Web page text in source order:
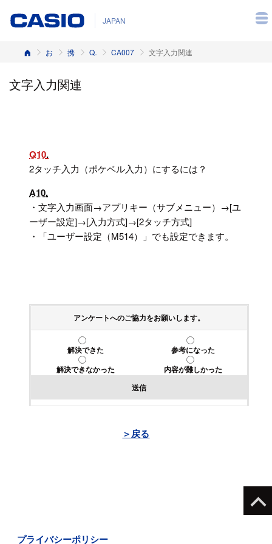
JAPAN
ホーム お客様サポート 携帯電話 Q&A（よくある質問と答え） CA007 文字入力関連
文字入力関連
Q10
2タッチ入力（ポケベル入力）にするには？
A10
・文字入力画面→アプリキー（サブメニュー）→[ユ
ーザー設定]→[入力方式]→[2タッチ方式]
・「ユーザー設定（M514）」でも設定できます。
アンケートへのご協力をお願いします。
解決できた
参考になった
解決できなかった
内容が難しかった
送信
＞戻る
プライバシーポリシー